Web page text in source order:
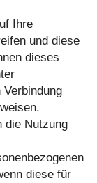
Ihre
und diese
dieses
die Nutzung
diese für